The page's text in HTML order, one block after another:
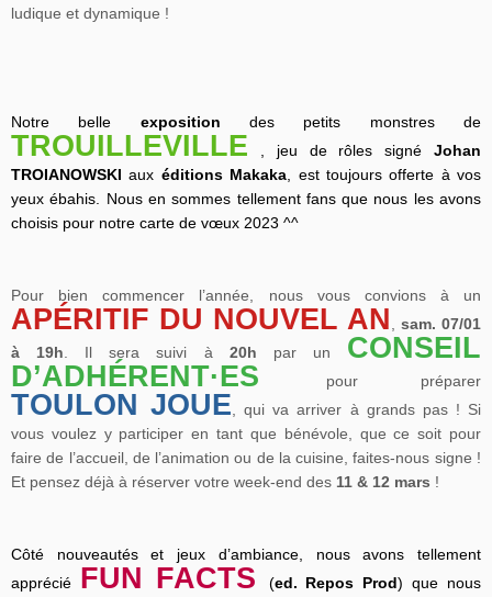
ludique et dynamique !
Notre belle exposition des petits monstres de
TROUILLEVILLE , jeu de rôles signéJohan
TROIANOWSKI aux éditions Makaka, est toujours offerte à vos
yeux ébahis. Nous en sommes tellement fans que nous les avons
choisis pour notre carte de vœux 2023 ^^
Pour bien commencer l’année, nous vous convions à un
APÉRITIF DU NOUVEL AN, sam. 07/01
à 19h. Il sera suivi à 20h par un CONSEIL
D’ADHÉRENT·ES
pour préparer
TOULON JOUE, qui va arriver à grands pas ! Si
vous voulez y participer en tant que bénévole, que ce soit pour
faire de l’accueil, de l’animation ou de la cuisine, faites-nous signe !
Et pensez déjà à réserver votre week-end des 11 & 12 mars !
Côté nouveautés et jeux d’ambiance, nous avons tellement
apprécié FUN FACTS (ed. Repos Prod) que nous